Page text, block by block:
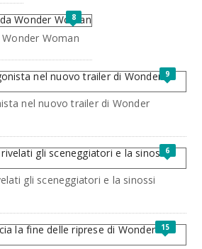
8
Woman
9
nel nuovo trailer di Wonder
6
gli sceneggiatori e la sinossi
15